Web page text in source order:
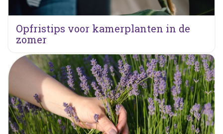
Opfristips voor kamerplanten in de
zomer